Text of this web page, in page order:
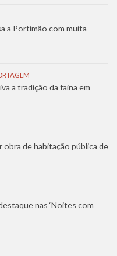
a Portimão com muita
a tradição da faina em
obra de habitação pública de
nas ‘Noites com